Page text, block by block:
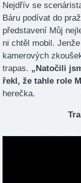
Nejdřív se
Báru podívat do
představení Můj
ni chtěl mobil.
kamerových
trapas. „Natočili
řekl, že tahle role
herečka.